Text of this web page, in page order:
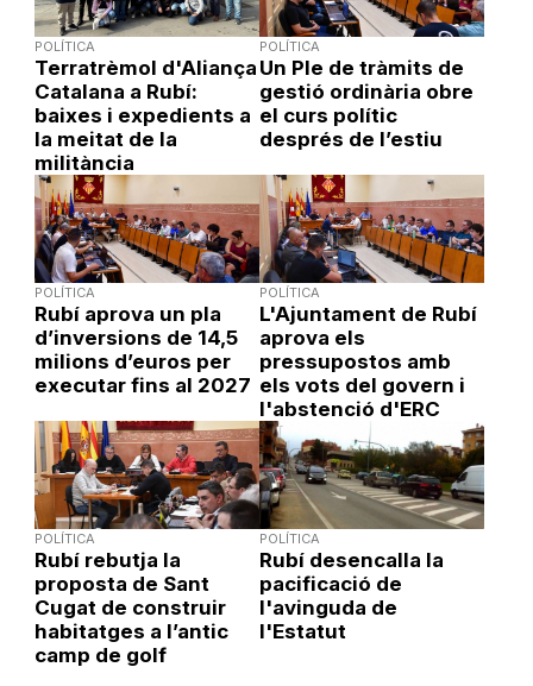
POLÍTICA
Terratrèmol d'Aliança
Catalana a Rubí:
baixes i expedients a
la meitat de la
militància
POLÍTICA
Un Ple de tràmits de
gestió ordinària obre
el curs polític
després de l’estiu
POLÍTICA
Rubí aprova un pla
d’inversions de 14,5
milions d’euros per
executar fins al 2027
POLÍTICA
L'Ajuntament de Rubí
aprova els
pressupostos amb
els vots del govern i
l'abstenció d'ERC
POLÍTICA
Rubí rebutja la
proposta de Sant
Cugat de construir
habitatges a l’antic
camp de golf
POLÍTICA
Rubí desencalla la
pacificació de
l'avinguda de
l'Estatut